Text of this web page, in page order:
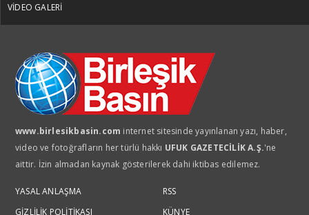
VİDEO GALERİ
www.birlesikbasin.com internet sitesinde yayınlanan yazı, haber,
video ve fotoğrafların her türlü hakkı UFUK GAZETECİLİK A.Ş.'ne
aittir. İzin almadan kaynak gösterilerek dahi iktibas edilemez.
YASAL ANLAŞMA
GİZLİLİK POLİTİKASI
RSS
KÜNYE